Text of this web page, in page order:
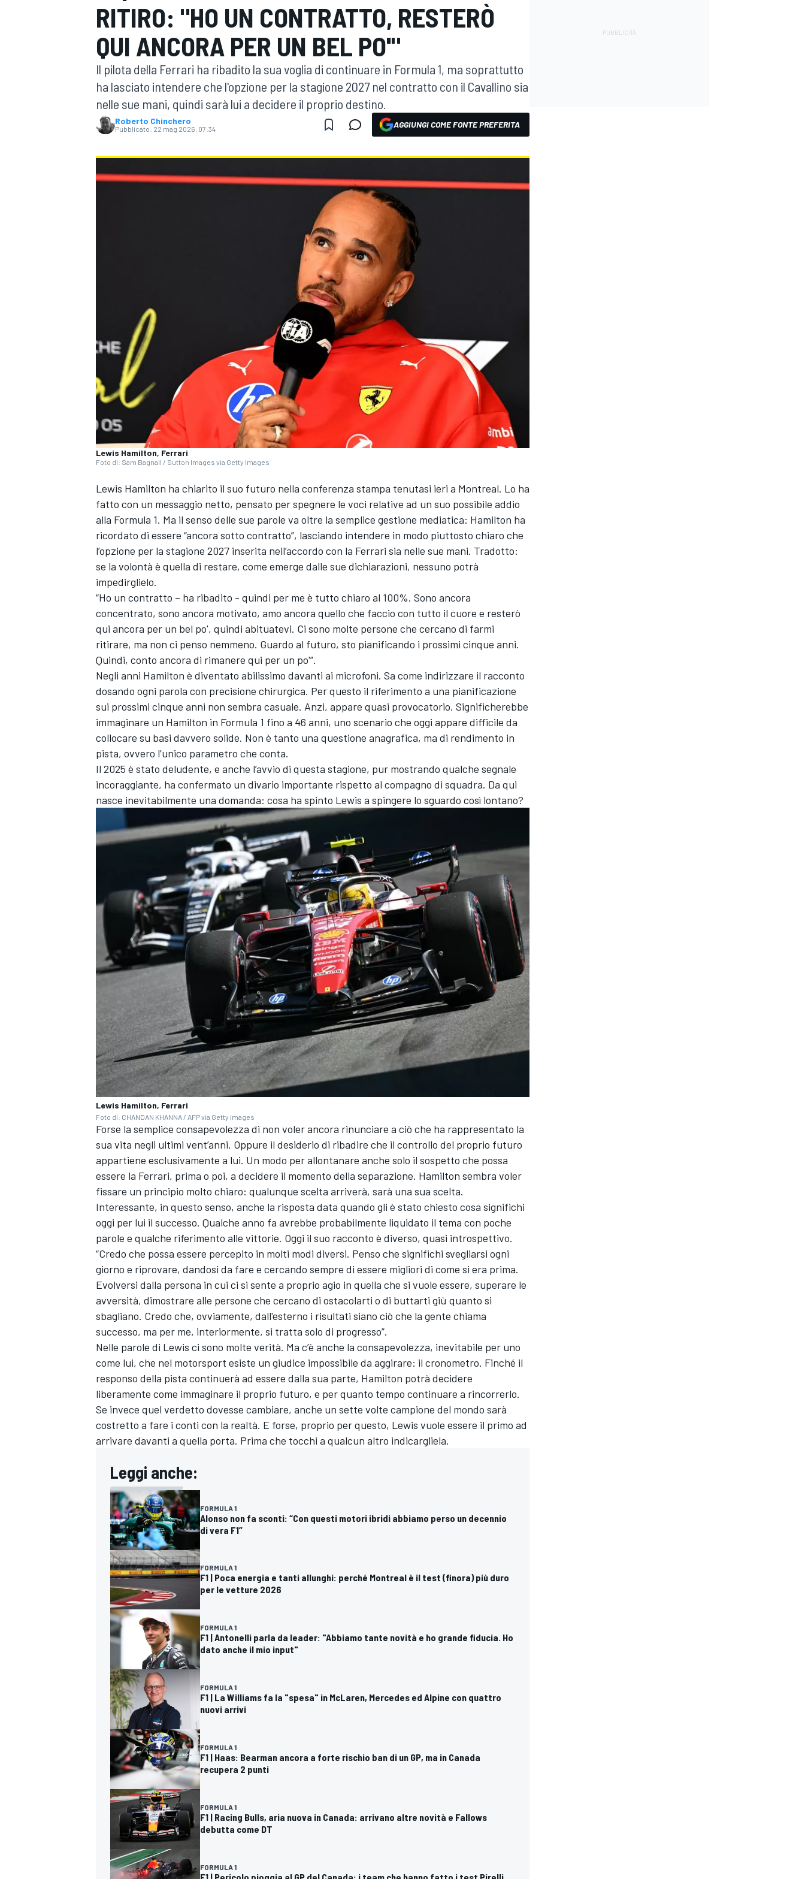
MOTOGP WEC
MONOPOSTO
ENDURANCE/GT
MONOMARCA
RALLY
RITIRO: "HO UN CONTRATTO, RESTERÒ
QUI ANCORA PER UN BEL PO'"
Il pilota della Ferrari ha ribadito la sua voglia di continuare in Formula 1, ma soprattutto
ha lasciato intendere che l'opzione per la stagione 2027 nel contratto con il Cavallino sia
nelle sue mani, quindi sarà lui a decidere il proprio destino.
Roberto Chinchero
Pubblicato: 22 mag 2026, 07:34 AGGIUNGI COME FONTE PREFERITA
Lewis Hamilton, Ferrari
Foto di: Sam Bagnall / Sutton Images via Getty Images
Lewis Hamilton ha chiarito il suo futuro nella conferenza stampa tenutasi ieri a Montreal. Lo ha
fatto con un messaggio netto, pensato per spegnere le voci relative ad un suo possibile addio
alla Formula 1. Ma il senso delle sue parole va oltre la semplice gestione mediatica: Hamilton ha
ricordato di essere “ancora sotto contratto”, lasciando intendere in modo piuttosto chiaro che
l’opzione per la stagione 2027 inserita nell’accordo con la Ferrari sia nelle sue mani. Tradotto:
se la volontà è quella di restare, come emerge dalle sue dichiarazioni, nessuno potrà
impedirglielo.
“Ho un contratto – ha ribadito - quindi per me è tutto chiaro al 100%. Sono ancora
concentrato, sono ancora motivato, amo ancora quello che faccio con tutto il cuore e resterò
qui ancora per un bel po', quindi abituatevi. Ci sono molte persone che cercano di farmi
ritirare, ma non ci penso nemmeno. Guardo al futuro, sto pianificando i prossimi cinque anni.
Quindi, conto ancora di rimanere qui per un po'”.
Negli anni Hamilton è diventato abilissimo davanti ai microfoni. Sa come indirizzare il racconto
dosando ogni parola con precisione chirurgica. Per questo il riferimento a una pianificazione
sui prossimi cinque anni non sembra casuale. Anzi, appare quasi provocatorio. Significherebbe
immaginare un Hamilton in Formula 1 fino a 46 anni, uno scenario che oggi appare difficile da
collocare su basi davvero solide. Non è tanto una questione anagrafica, ma di rendimento in
pista, ovvero l’unico parametro che conta.
Il 2025 è stato deludente, e anche l’avvio di questa stagione, pur mostrando qualche segnale
incoraggiante, ha confermato un divario importante rispetto al compagno di squadra. Da qui
nasce inevitabilmente una domanda: cosa ha spinto Lewis a spingere lo sguardo così lontano?
Lewis Hamilton, Ferrari
Foto di: CHANDAN KHANNA / AFP via Getty Images
Forse la semplice consapevolezza di non voler ancora rinunciare a ciò che ha rappresentato la
sua vita negli ultimi vent’anni. Oppure il desiderio di ribadire che il controllo del proprio futuro
appartiene esclusivamente a lui. Un modo per allontanare anche solo il sospetto che possa
essere la Ferrari, prima o poi, a decidere il momento della separazione. Hamilton sembra voler
fissare un principio molto chiaro: qualunque scelta arriverà, sarà una sua scelta.
Interessante, in questo senso, anche la risposta data quando gli è stato chiesto cosa significhi
oggi per lui il successo. Qualche anno fa avrebbe probabilmente liquidato il tema con poche
parole e qualche riferimento alle vittorie. Oggi il suo racconto è diverso, quasi introspettivo.
“Credo che possa essere percepito in molti modi diversi. Penso che significhi svegliarsi ogni
giorno e riprovare, dandosi da fare e cercando sempre di essere migliori di come si era prima.
Evolversi dalla persona in cui ci si sente a proprio agio in quella che si vuole essere, superare le
avversità, dimostrare alle persone che cercano di ostacolarti o di buttarti giù quanto si
sbagliano. Credo che, ovviamente, dall'esterno i risultati siano ciò che la gente chiama
successo, ma per me, interiormente, si tratta solo di progresso”.
Nelle parole di Lewis ci sono molte verità. Ma c’è anche la consapevolezza, inevitabile per uno
come lui, che nel motorsport esiste un giudice impossibile da aggirare: il cronometro. Finché il
responso della pista continuerà ad essere dalla sua parte, Hamilton potrà decidere
liberamente come immaginare il proprio futuro, e per quanto tempo continuare a rincorrerlo.
Se invece quel verdetto dovesse cambiare, anche un sette volte campione del mondo sarà
costretto a fare i conti con la realtà. E forse, proprio per questo, Lewis vuole essere il primo ad
arrivare davanti a quella porta. Prima che tocchi a qualcun altro indicargliela.
Leggi anche:
FORMULA 1
Alonso non fa sconti: “Con questi motori ibridi abbiamo perso un decennio
di vera F1”
FORMULA 1
F1 | Poca energia e tanti allunghi: perché Montreal è il test (finora) più duro
per le vetture 2026
FORMULA 1
F1 | Antonelli parla da leader: "Abbiamo tante novità e ho grande fiducia. Ho
dato anche il mio input"
FORMULA 1
F1 | La Williams fa la "spesa" in McLaren, Mercedes ed Alpine con quattro
nuovi arrivi
FORMULA 1
F1 | Haas: Bearman ancora a forte rischio ban di un GP, ma in Canada
recupera 2 punti
FORMULA 1
F1 | Racing Bulls, aria nuova in Canada: arrivano altre novità e Fallows
debutta come DT
FORMULA 1